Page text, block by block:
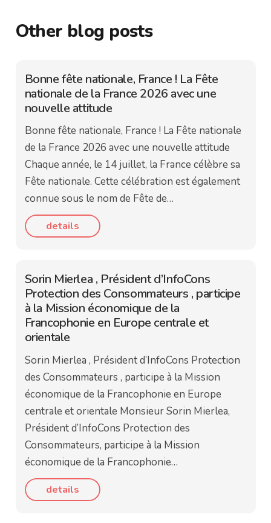
Other blog posts
Bonne fête nationale, France ! La Fête
nationale de la France 2026 avec une
nouvelle attitude
Bonne fête nationale, France ! La Fête nationale
de la France 2026 avec une nouvelle attitude
Chaque année, le 14 juillet, la France célèbre sa
Fête nationale. Cette célébration est également
connue sous le nom de Fête de…
details
Sorin Mierlea , Président d’InfoCons
Protection des Consommateurs , participe
à la Mission économique de la
Francophonie en Europe centrale et
orientale
Sorin Mierlea , Président d’InfoCons Protection
des Consommateurs , participe à la Mission
économique de la Francophonie en Europe
centrale et orientale Monsieur Sorin Mierlea,
Président d’InfoCons Protection des
Consommateurs, participe à la Mission
économique de la Francophonie…
details